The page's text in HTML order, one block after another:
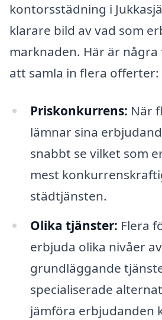
kontorsstädning i
klarare bild av vad som
marknaden. Här är
att samla in flera offerter:
Priskonkurrens: När
lämnar sina
snabbt se vilket som
mest
städtjänsten.
Olika tjänster: Flera
erbjuda olika nivåer
grundläggande
specialiserade
jämföra erbjudanden